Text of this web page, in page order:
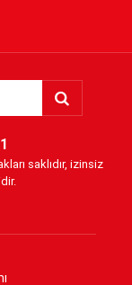
saklıdır, izinsiz